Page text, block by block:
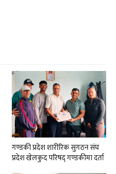
गण्डकी प्रदेश शारीरिक सुगठन संघ
प्रदेश खेलकुद परिषद् गण्डकीमा दर्ता